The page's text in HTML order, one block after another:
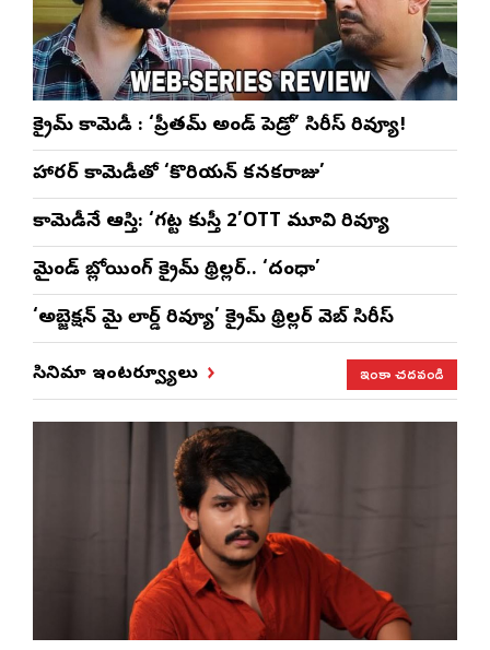
క్రైమ్ కామెడీ : ‘ప్రీతమ్ అండ్ పెడ్రో’ సిరీస్ రివ్యూ!
హారర్ కామెడీతో ‘కొరియన్ కనకరాజు’
కామెడీనే ఆస్తి: ‘గట్ట కుస్తీ 2’OTT మూవి రివ్యూ
మైండ్ బ్లోయింగ్ క్రైమ్ థ్రిల్లర్.. ‘దంధా’
‘అబ్జెక్ష‌న్ మై లార్డ్ రివ్యూ’ క్రైమ్ థ్రిల్ల‌ర్ వెబ్ సిరీస్
సినిమా ఇంటర్వ్యూలు ఇంకా చదవండి